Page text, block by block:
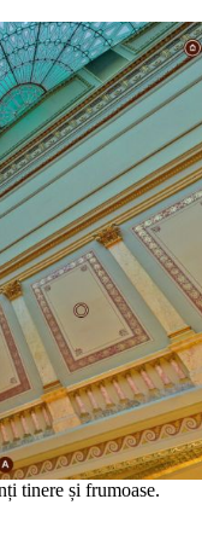
tinere și frumoase.